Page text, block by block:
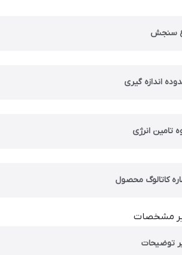
سنجش
اندازه گیری
تامین انرژی
کاتالوگ محصول
مشخصات
توضیحات